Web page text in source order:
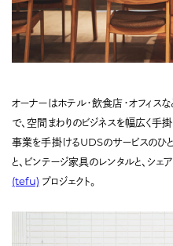
オーナーはホテル・飲食店・オフィス
で、空間まわりのビジネスを幅広く手
事業を手掛けるUDSのサービスのひと
と、ビンテージ家具のレンタルと、シ
(tefu) プロジェクト。